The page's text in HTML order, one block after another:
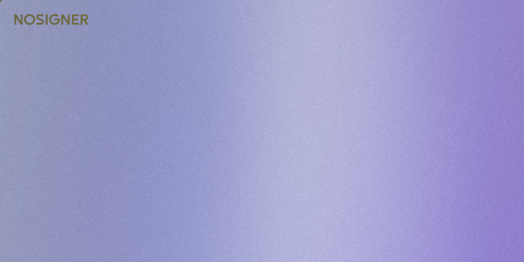
STRONA GŁÓWNA